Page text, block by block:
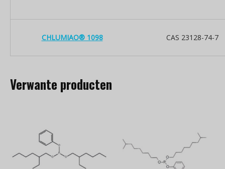
CHLUMIAO® 1098 CAS 23128-74-7
Verwante producten